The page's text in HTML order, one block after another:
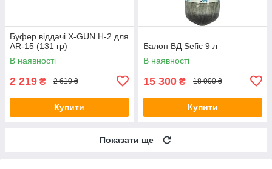
Буфер віддачі X-GUN H-2 для
AR-15 (131 гр)
В наявності
2 219 ₴ 2 610 ₴
Купити
Балон ВД Sefic 9 л
В наявності
15 300 ₴ 18 000 ₴
Купити
Показати ще